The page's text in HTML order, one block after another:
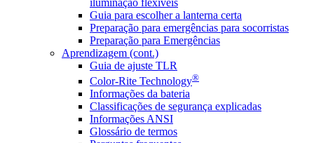
iluminação flexíveis
Guia para escolher a lanterna certa
Preparação para emergências para socorristas
Preparação para Emergências
Aprendizagem (cont.)
Guia de ajuste TLR
Color-Rite Technology®
Informações da bateria
Classificações de segurança explicadas
Informações ANSI
Glossário de termos